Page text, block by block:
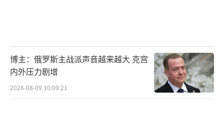
博主：俄罗斯主战派声音越来越大 克宫
内外压力剧增
2026-08-09 10:09:21